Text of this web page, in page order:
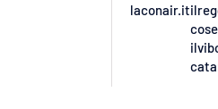
laconair.it